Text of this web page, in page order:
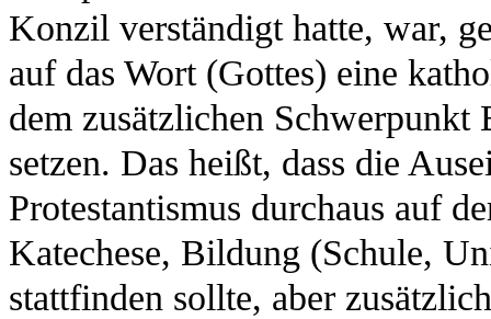
Konzil verständigt hatte, war,
auf das Wort (Gottes) eine
dem zusätzlichen
setzen. Das heißt, dass die
Protestantismus durchaus auf
Katechese, Bildung (Schule,
stattfinden sollte, aber